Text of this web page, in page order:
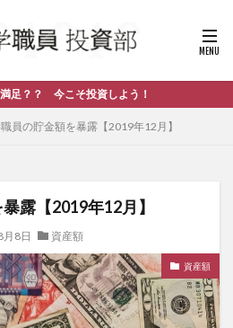
足？？ 今こそ投資しよう！
員の貯金額を暴露【2019年12月】
露【2019年12月】
8日 資産額
資産額